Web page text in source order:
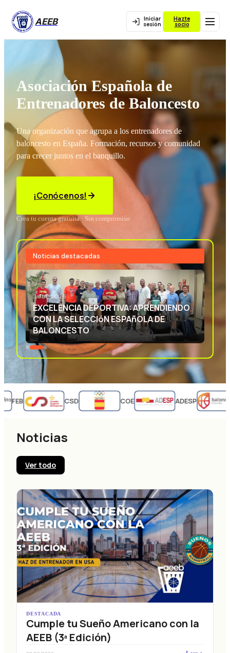
AEEB Iniciar
sesión
Hazte
socio
Asociación Española de
Entrenadores de Baloncesto
Una organización que agrupa a los entrenadores de
baloncesto en España. Formación, recursos y comunidad
para crecer juntos en el banquillo.
¡Conócenos!
Crea tu cuenta gratuita · Sin compromiso
Noticias destacadas
3 JUL 2026
EXCELENCIA DEPORTIVA: APRENDIENDO
CON LA SELECCIóN ESPAñOLA DE
BALONCESTO
FEB CSD COE ADESP
Noticias
Ver todo
DESTACADA
Cumple tu Sueño Americano con la
AEEB (3ª Edición)